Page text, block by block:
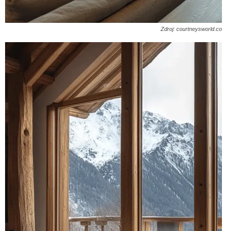
Zdroj: courtneysworld.co